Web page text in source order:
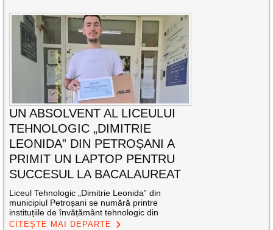
UN ABSOLVENT AL LICEULUI
TEHNOLOGIC „DIMITRIE
LEONIDA” DIN PETROȘANI A
PRIMIT UN LAPTOP PENTRU
SUCCESUL LA BACALAUREAT
Liceul Tehnologic „Dimitrie Leonida” din
municipiul Petroșani se numără printre
instituțiile de învățământ tehnologic din
CITEȘTE MAI DEPARTE